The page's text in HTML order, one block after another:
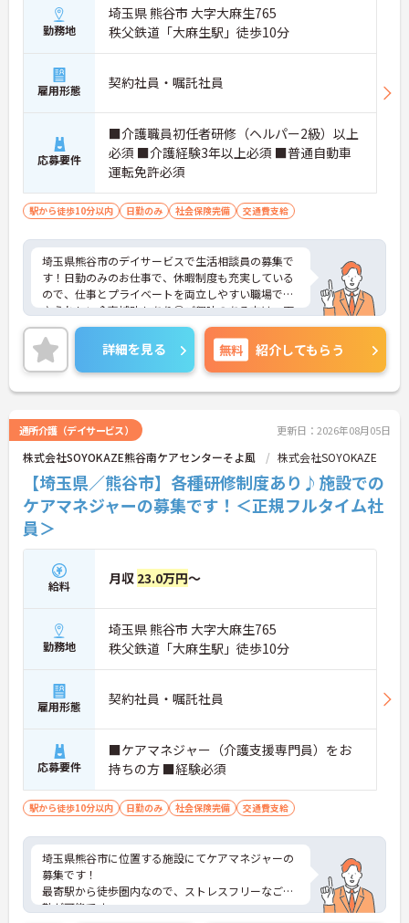
勤務地
埼玉県 熊谷市 大字大麻生765
秩父鉄道「大麻生駅」徒歩10分
雇用形態 契約社員・嘱託社員
応募要件
■介護職員初任者研修（ヘルパー2級）以上
必須 ■介護経験3年以上必須 ■普通自動車
運転免許必須
駅から徒歩10分以内 日勤のみ 社会保険完備 交通費支給
埼玉県熊谷市のデイサービスで生活相談員の募集で
す！日勤のみのお仕事で、休暇制度も充実している
ので、仕事とプライベートを両立しやすい職場です
♪うれしい食事補助もあり◎ご興味のある方は、面
接ポイントをお伝えしますので、お気軽にご連絡く
ださい
詳細を見る 無料 紹介してもらう
通所介護（デイサービス） 更新日：2026年08月05日
株式会社SOYOKAZE熊谷南ケアセンターそよ風 株式会社SOYOKAZE
【埼玉県／熊谷市】各種研修制度あり♪施設での
ケアマネジャーの募集です！＜正規フルタイム社
員＞
給料 月収 23.0万円～
勤務地
埼玉県 熊谷市 大字大麻生765
秩父鉄道「大麻生駅」徒歩10分
雇用形態 契約社員・嘱託社員
応募要件
■ケアマネジャー（介護支援専門員）をお
持ちの方 ■経験必須
駅から徒歩10分以内 日勤のみ 社会保険完備 交通費支給
埼玉県熊谷市に位置する施設にてケアマネジャーの
募集です！
最寄駅から徒歩圏内なので、ストレスフリーなご通
勤が可能です。